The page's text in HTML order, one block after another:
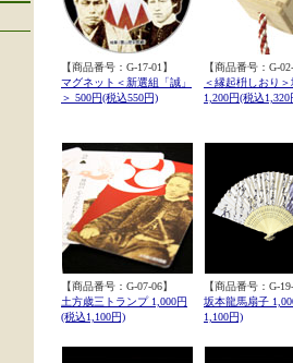
【商品番号：G-17-01】
マグネット＜新選組「誠」
＞ 500円(税込550円)
【商品番号： G-
＜縁起枡しおり
1,200円(税込1,320
【商品番号：G-07-06】
土方歳三トランプ 1,000円
(税込1,100円)
【商品番号：G-
坂本龍馬扇子
1,100円)